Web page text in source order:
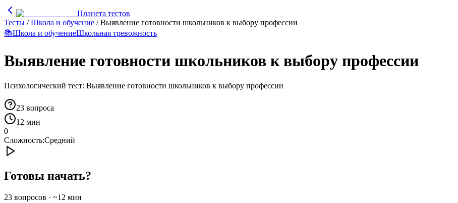
Планета тестов
Тесты /Школа и обучение /Выявление готовности школьников к выбору профессии
📚Школа и обучениеШкольная тревожность
Выявление готовности школьников к выбору профессии
Психологический тест: Выявление готовности школьников к выбору профессии
23 вопроса
12 мин
0
Сложность:Средний
Готовы начать?
23 вопросов · ~12 мин